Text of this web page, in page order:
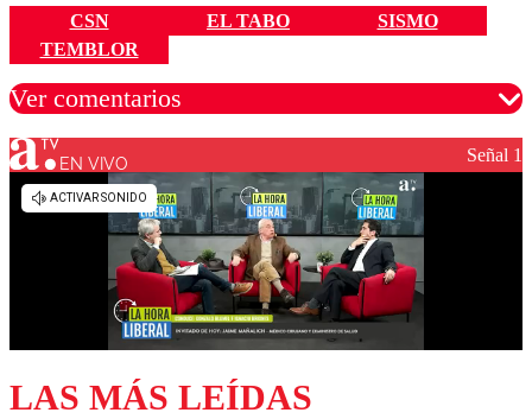
CSN EL TABO
SISMO
TEMBLOR
Ver comentarios
Los comentarios son moderados para garantizar un
diálogo respetuoso.
EN VIVO Señal 1
LAS MÁS LEÍDAS